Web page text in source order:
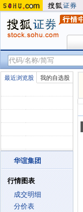
最近浏览股 我的自选股
华谊集团
行情图表
成交明细
分价表